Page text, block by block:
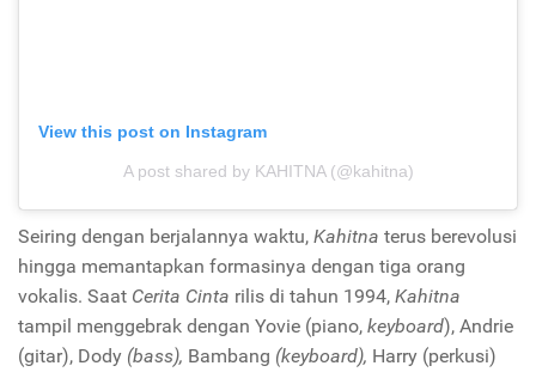
View this post on Instagram
A post shared by KAHITNA (@kahitna)
Seiring dengan berjalannya waktu, Kahitna terus berevolusi
hingga memantapkan formasinya dengan tiga orang
vokalis. Saat Cerita Cinta rilis di tahun 1994, Kahitna
tampil menggebrak dengan Yovie (piano, keyboard), Andrie
(gitar), Dody (bass), Bambang (keyboard), Harry (perkusi)